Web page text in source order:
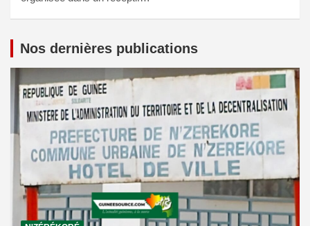
Nos dernières publications